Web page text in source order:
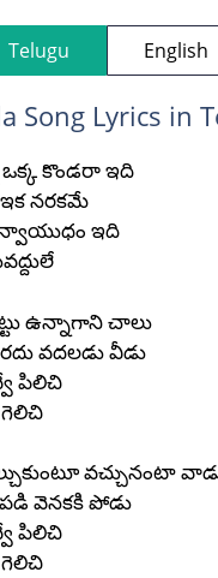
Telugu English
Song Lyrics in
ఒక్క కొండరా ఇది
ఇక నరకమే
ఇది
ఉన్నాగాని చాలు
వదలడు వీడు
పిలిచి
వచ్చునంటా
వెనకకి పోడు
పిలిచి